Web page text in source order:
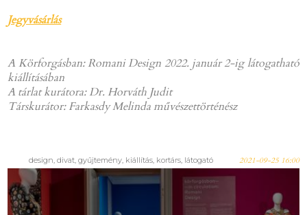
Jegyvásárlás
A Körforgásban: Romani Design 2022. január 2-ig látogatható
kiállításában
A tárlat kurátora: Dr. Horváth Judit
Társkurátor: Farkasdy Melinda művészettörténész
design, divat, gyűjtemény, kiállítás, kortárs, látogató 2021-09-25 16:00